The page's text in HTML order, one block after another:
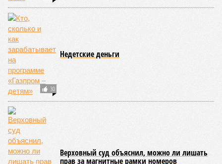
30
Недетские деньги
Верховный суд объяснил, можно ли лишать
прав за магнитные рамки номеров